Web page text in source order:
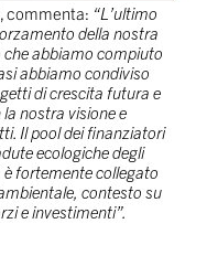
, commenta: “L’ultimo
della nostra
abbiamo compiuto
abbiamo condiviso
di crescita futura e
nostra visione e
Il pool dei finanziatori
ecologiche degli
fortemente collegato
contesto su
e investimenti”.